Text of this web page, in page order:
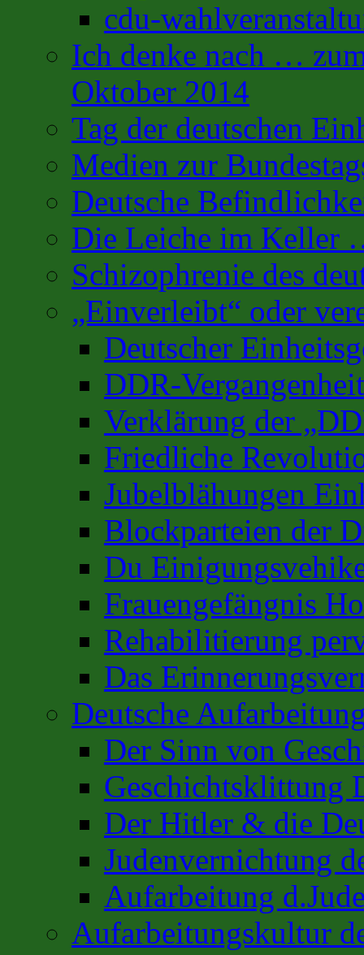
cdu-
Ich denke nach …
Oktober 2014
Tag der deutschen
Medien zur
Deutsche
Die Leiche im Keller
Schizophrenie des
„Einverleibt“ oder
Deutscher
DDR-Vergangenheit
Verklärung der
Friedliche
Jubelblähungen
Blockparteien der
Du
Frauengefängnis
Rehabilitierung
Das
Deutsche
Der Sinn von
Geschichtsklittung
Der Hitler & die
Judenvernichtung
Aufarbeitung
Aufarbeitungskultur